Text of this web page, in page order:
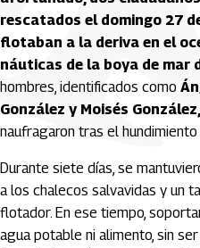
rescatados el domingo 27
flotaban a la deriva en el
náuticas de la boya de mar
hombres, identificados como
González y Moisés González,
naufragaron tras el
Durante siete días, se
a los chalecos salvavidas y un
flotador. En ese tiempo,
agua potable ni alimento, sin